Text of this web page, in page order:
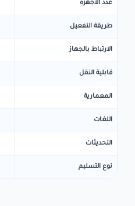
عدد الأجهزة
طريقة التفعيل
الارتباط بالجهاز
قابلية النقل
المعمارية
اللغات
التحديثات
نوع التسليم